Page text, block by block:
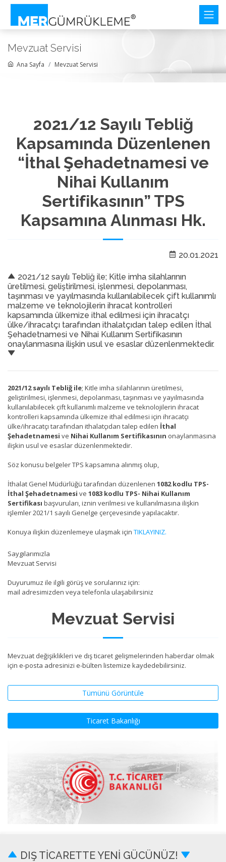
Mevzuat Servisi
Ana Sayfa Mevzuat Servisi
Mevzuat Servisi
Mevzuat değişiklikleri ve dış ticaret gelişmelerinden haberdar olmak
için e-posta adresinizi e-bülten listemize kaydedebilirsiniz.
Tümünü Görüntüle
Ticaret Bakanlığı
2021/12 Sayılı Tebliğ
Kapsamında Düzenlenen
“İthal Şehadetnamesi ve
Nihai Kullanım
Sertifikasının” TPS
Kapsamına Alınması Hk.
20.01.2021
2021/12 sayılı Tebliğ ile; Kitle imha silahlarının
üretilmesi, geliştirilmesi, işlenmesi, depolanması,
taşınması ve yayılmasında kullanılabilecek çift kullanımlı
malzeme ve teknolojilerin ihracat kontrolleri
kapsamında ülkemize ithal edilmesi için ihracatçı
ülke/ihracatçı tarafından ithalatçıdan talep edilen İthal
Şehadetnamesi ve Nihai Kullanım Sertifikasının
onaylanmasına ilişkin usul ve esaslar düzenlenmektedir.
2021/12 sayılı Tebliğ ile; Kitle imha silahlarının üretilmesi,
geliştirilmesi, işlenmesi, depolanması, taşınması ve yayılmasında
kullanılabilecek çift kullanımlı malzeme ve teknolojilerin ihracat
kontrolleri kapsamında ülkemize ithal edilmesi için ihracatçı
ülke/ihracatçı tarafından ithalatçıdan talep edilen İthal
Şehadetnamesi ve Nihai Kullanım Sertifikasının onaylanmasına
ilişkin usul ve esaslar düzenlenmektedir.
Söz konusu belgeler TPS kapsamına alınmış olup,
İthalat Genel Müdürlüğü tarafından düzenlenen 1082 kodlu TPS-
İthal Şehadetnamesi ve 1083 kodlu TPS- Nihai Kullanım
Sertifikası başvuruları, iznin verilmesi ve kullanılmasına ilişkin
işlemler 2021/1 sayılı Genelge çerçevesinde yapılacaktır.
Konuya ilişkin düzenlemeye ulaşmak için TIKLAYINIZ.
Saygılarımızla
Mevzuat Servisi
Duyurumuz ile ilgili görüş ve sorularınız için:
mail adresimizden veya telefonla ulaşabilirsiniz
DIŞ TİCARETTE YENİ GÜCÜNÜZ!